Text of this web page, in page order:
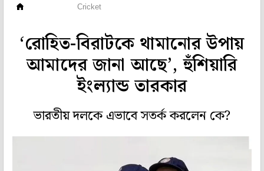
Cricket
‘রোহিত-বিরাটকে থামানোর উপায়
আমাদের জানা আছে’, হুঁশিয়ারি
ইংল্যান্ড তারকার
ভারতীয় দলকে এভাবে সতর্ক করলেন কে?